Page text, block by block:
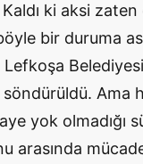
ki aksi zaten
bir duruma
söndürüldü. Ama
yok olmadığı
arasında